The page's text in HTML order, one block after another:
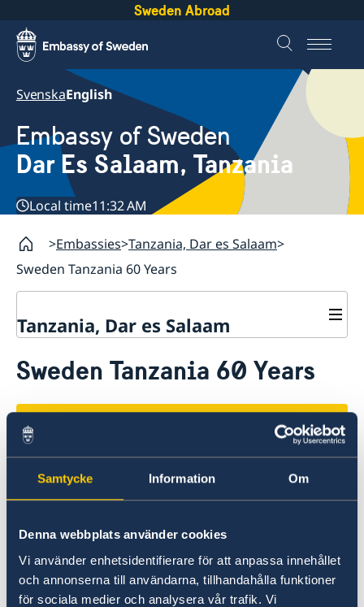
Samtycke Information Om
Denna webbplats använder cookies
Vi använder enhetsidentifierare för att anpassa innehållet
och annonserna till användarna, tillhandahålla funktioner
för sociala medier och analysera vår trafik. Vi
Sweden Abroad
SvenskaEnglish
Embassy of Sweden
Dar Es Salaam, Tanzania
Local time11:32 AM
Embassies Tanzania, Dar es Salaam
Sweden Tanzania 60 Years
Tanzania, Dar es Salaam
About us
The Embassy Building
Sweden Tanzania 60 Years
Sweden Tanzania 60 Years